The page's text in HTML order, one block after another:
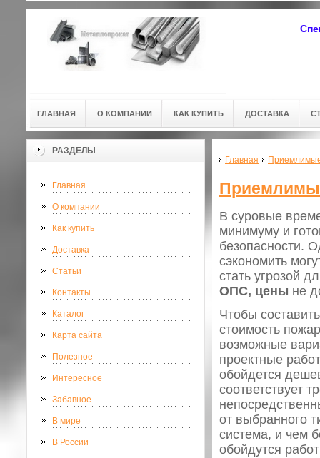
ГЛАВНАЯ О КОМПАНИИ КАК КУПИТЬ ДОСТАВКА
РАЗДЕЛЫ
Главная
О компании
Как купить
Доставка
Статьи
Контакты
Каталог
Карта сайта
Полезное
Интересное
Забавное
В мире
В России
Главная
В суровые
минимуму и
безопасности.
сэкономить
стать угрозой
ОПС, цены не
Чтобы
стоимость
возможные
проектные
обойдется
соответствует
от выбранного
система, и чем
обойдутся